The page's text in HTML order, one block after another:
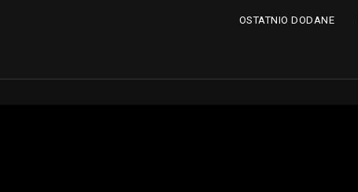
OSTATNIO DODANE